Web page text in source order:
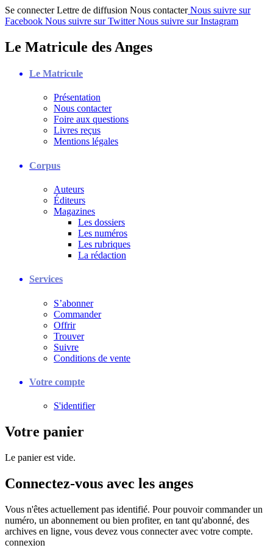
Se connecter Lettre de diffusion Nous contacter Nous suivre sur
Facebook Nous suivre sur Twitter Nous suivre sur Instagram
Le Matricule des Anges
Le Matricule
Présentation
Nous contacter
Foire aux questions
Livres reçus
Mentions légales
Corpus
Auteurs
Éditeurs
Magazines
Les dossiers
Les numéros
Les rubriques
La rédaction
Services
S’abonner
Commander
Offrir
Trouver
Suivre
Conditions de vente
Votre compte
S'identifier
Votre panier
Le panier est vide.
Connectez-vous avec les anges
Vous n'êtes actuellement pas identifié. Pour pouvoir commander un
numéro, un abonnement ou bien profiter, en tant qu'abonné, des
archives en ligne, vous devez vous connecter avec votre compte.
connexion